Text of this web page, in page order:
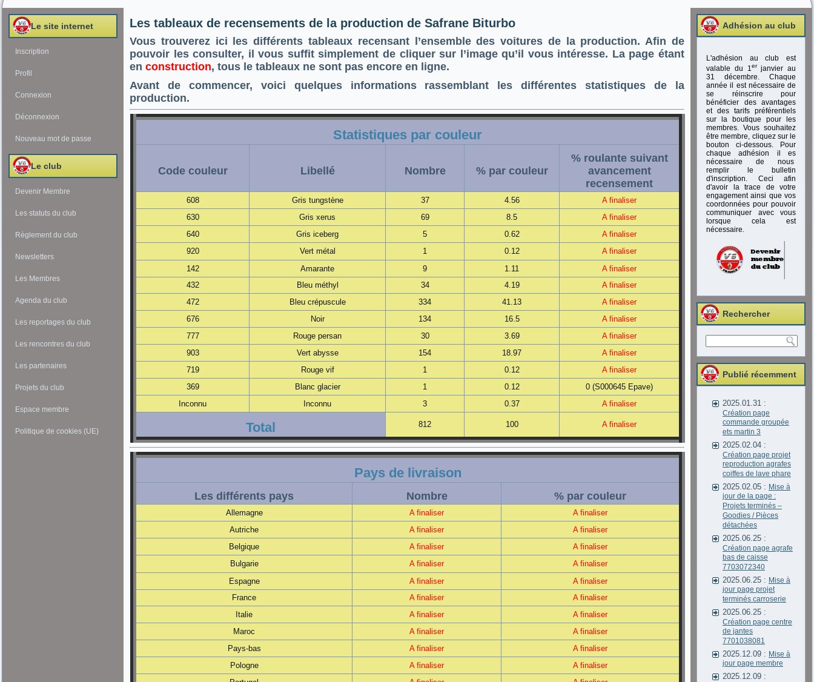
Le site internet
Inscription
Profil
Connexion
Déconnexion
Nouveau mot de passe
Le club
Devenir Membre
Les statuts du club
Règlement du club
Newsletters
Les Membres
Agenda du club
Les reportages du club
Les rencontres du club
Les partenaires
Projets du club
Espace membre
Politique de cookies (UE)
Les tableaux de recensements de la production de Safrane Biturbo
Vous trouverez ici les différents tableaux recensant l’ensemble des voitures de la production. Afin de
pouvoir les consulter, il vous suffit simplement de cliquer sur l’image qu’il vous intéresse. La page étant
en construction, tous le tableaux ne sont pas encore en ligne.
Avant de commencer, voici quelques informations rassemblant les différentes statistiques de la
production.
Statistiques par couleur
Code couleur Libellé Nombre % par couleur
% roulante suivant
avancement
recensement
608 Gris tungstène 37 4.56
A finaliser
630
Gris xerus 69 8.5
A finaliser
640
Gris iceberg 5 0.62
A finaliser
920
Vert métal 1 0.12
A finaliser
142
Amarante 9 1.11
A finaliser
432
Bleu méthyl 34 4.19
A finaliser
472
Bleu crépuscule 334 41.13
A finaliser
676
Noir 134 16.5
A finaliser
777
Rouge persan 30 3.69
A finaliser
903
Vert abysse 154 18.97
A finaliser
719
Rouge vif 1 0.12
A finaliser
369
Blanc glacier 1 0.12
0 (S000645 Epave)
Inconnu
Inconnu 3 0.37 A finaliser
Total 812 100 A finaliser
Pays de livraison
Les différents pays Nombre % par couleur
Allemagne A finaliser
A finaliser
Autriche
A finaliser
A finaliser
Belgique
A finaliser
A finaliser
Bulgarie
A finaliser
A finaliser
Espagne
A finaliser
A finaliser
France
A finaliser
A finaliser
Italie
A finaliser
A finaliser
Maroc
A finaliser
A finaliser
Pays-bas
A finaliser
A finaliser
Pologne
A finaliser
A finaliser
Adhésion au club
L'adhésion au club est
valable du 1er janvier au
31 décembre. Chaque
année il est nécessaire de
se réinscrire pour
bénéficier des avantages
et des tarifs préférentiels
sur la boutique pour les
membres. Vous souhaitez
être membre, cliquez sur le
bouton ci-dessous. Pour
chaque adhésion il es
nécessaire de nous
remplir le bulletin
d'inscription. Ceci afin
d'avoir la trace de votre
engagement ainsi que vos
coordonnées pour pouvoir
communiquer avec vous
lorsque cela est
nécessaire.
Rechercher
Publié récemment
2025.01.31 :
Création page
commande groupée
ets martin 3
2025.02.04 :
Création page projet
reproduction agrafes
coiffes de lave phare
2025.02.05 : Mise à
jour de la page :
Projets terminés –
Goodies / Pièces
détachées
2025.06.25 :
Création page agrafe
bas de caisse
7703072340
2025.06.25 : Mise à
jour page projet
terminés carroserie
2025.06.25 :
Création page centre
de jantes
7701038081
2025.12.09 : Mise à
jour page membre
2025.12.09 :